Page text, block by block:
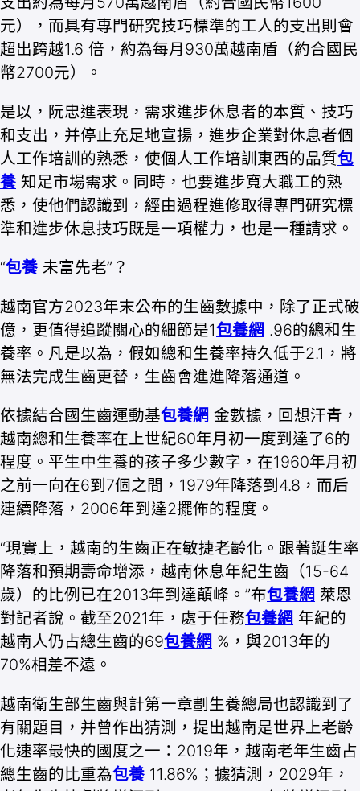
元），而具有專門研究技巧標準的工人的支出則會
超出跨越1.6 倍，約為每月930萬越南盾（約合國民
幣2700元）。
是以，阮忠進表現，需求進步休息者的本質、技巧
和支出，并停止充足地宣揚，進步企業對休息者個
人工作培訓的熟悉，使個人工作培訓東西的品質包
養 知足市場需求。同時，也要進步寬大職工的熟
悉，使他們認識到，經由過程進修取得專門研究標
準和進步休息技巧既是一項權力，也是一種請求。
“包養 未富先老”？
越南官方2023年末公布的生齒數據中，除了正式破
億，更值得追蹤關心的細節是1包養網 .96的總和生
養率。凡是以為，假如總和生養率持久低于2.1，將
無法完成生齒更替，生齒會進進降落通道。
依據結合國生齒運動基包養網 金數據，回想汗青，
越南總和生養率在上世紀60年月初一度到達了6的
程度。平生中生養的孩子多少數字，在1960年月初
之前一向在6到7個之間，1979年降落到4.8，而后
連續降落，2006年到達2擺佈的程度。
“現實上，越南的生齒正在敏捷老齡化。跟著誕生率
降落和預期壽命增添，越南休息年紀生齒（15-64
歲）的比例已在2013年到達顛峰。”布包養網 萊恩
對記者說。截至2021年，處于任務包養網 年紀的
越南人仍占總生齒的69包養網 %，與2013年的
70%相差不遠。
越南衛生部生齒與計第一章劃生養總局也認識到了
有關題目，并曾作出猜測，提出越南是世界上老齡
化速率最快的國度之一：2019年，越南老年生齒占
總生齒的比重為包養 11.86%；據猜測，2029年，